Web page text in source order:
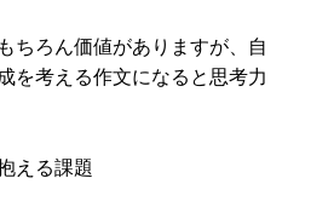
ちろん価値がありますが、自
を考える作文になると思考力
える課題